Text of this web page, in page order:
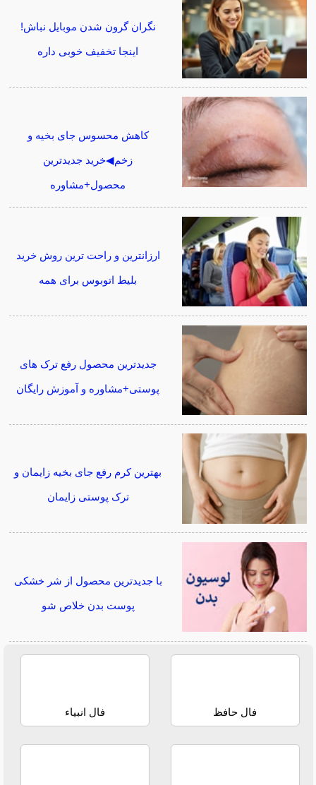
نگران گرون شدن موبایل نباش!
اینجا تخفیف خوبی داره
کاهش محسوس جای بخیه و
زخم◀خرید جدیدترین
محصول+مشاوره
ارزانترین و راحت ترین روش خرید
بلیط اتوبوس برای همه
جدیدترین محصول رفع ترک های
پوستی+مشاوره و آموزش رایگان
بهترین کرم رفع جای بخیه زایمان و
ترک پوستی زایمان
با جدیدترین محصول از شر خشکی
پوست بدن خلاص شو
فال حافظ فال انبیاء